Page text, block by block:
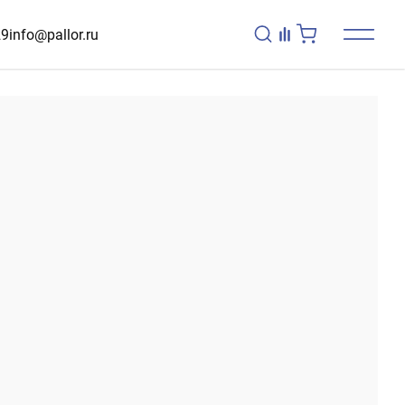
info@pallor.ru